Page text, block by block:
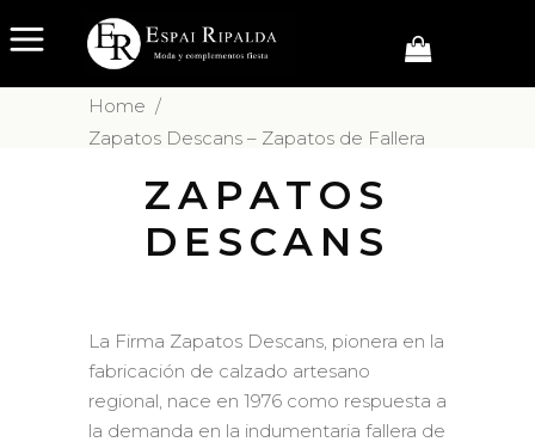
Home /
Zapatos Descans – Zapatos de Fallera
ZAPATOS
DESCANS
La Firma Zapatos Descans, pionera en la
fabricación de calzado artesano
regional, nace en 1976 como respuesta a
la demanda en la indumentaria fallera de